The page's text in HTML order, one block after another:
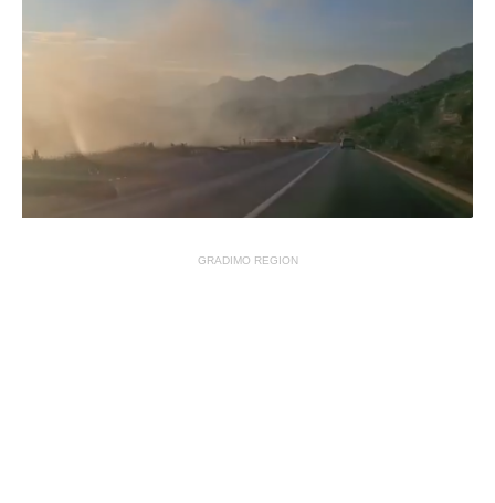
GRADIMO REGION